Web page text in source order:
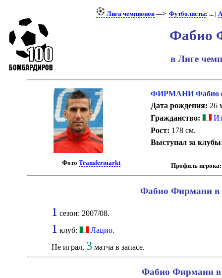
Лига чемпионов—> Футболисты: ... |
Фабио
в Лиге
Фото Transfermarkt
ФИРМАНИ Фабио
Дата рождения: 26
Гражданство:
Рост: 178 см.
Выступал за
Профиль игрока:
Фабио Фирмани в
1 сезон: 2007/08.
1 клуб: Лацио.
Не играл, 3 матча в запасе.
Фабио Фирмани в